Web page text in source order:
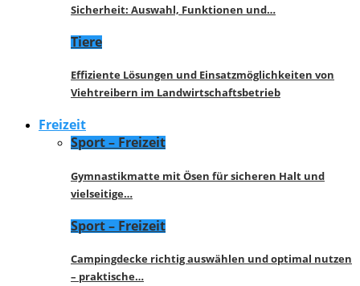
Sicherheit: Auswahl, Funktionen und…
Tiere
Effiziente Lösungen und Einsatzmöglichkeiten von
Viehtreibern im Landwirtschaftsbetrieb
Freizeit
Sport – Freizeit
Gymnastikmatte mit Ösen für sicheren Halt und
vielseitige…
Sport – Freizeit
Campingdecke richtig auswählen und optimal nutzen
– praktische…